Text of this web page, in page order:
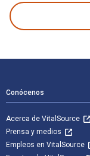
Conócenos
Acerca de VitalSource
Prensa y medios
Empleos en VitalSource